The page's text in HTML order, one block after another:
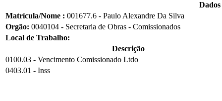
Matrícula/Nome : 001677.6 - Paulo Alexandre Da Silva
Orgão: 0040104 - Secretaria de Obras - Comissionados
Local de Trabalho:
Descrição
0100.03 - Vencimento Comissionado Ltdo
0403.01 - Inss